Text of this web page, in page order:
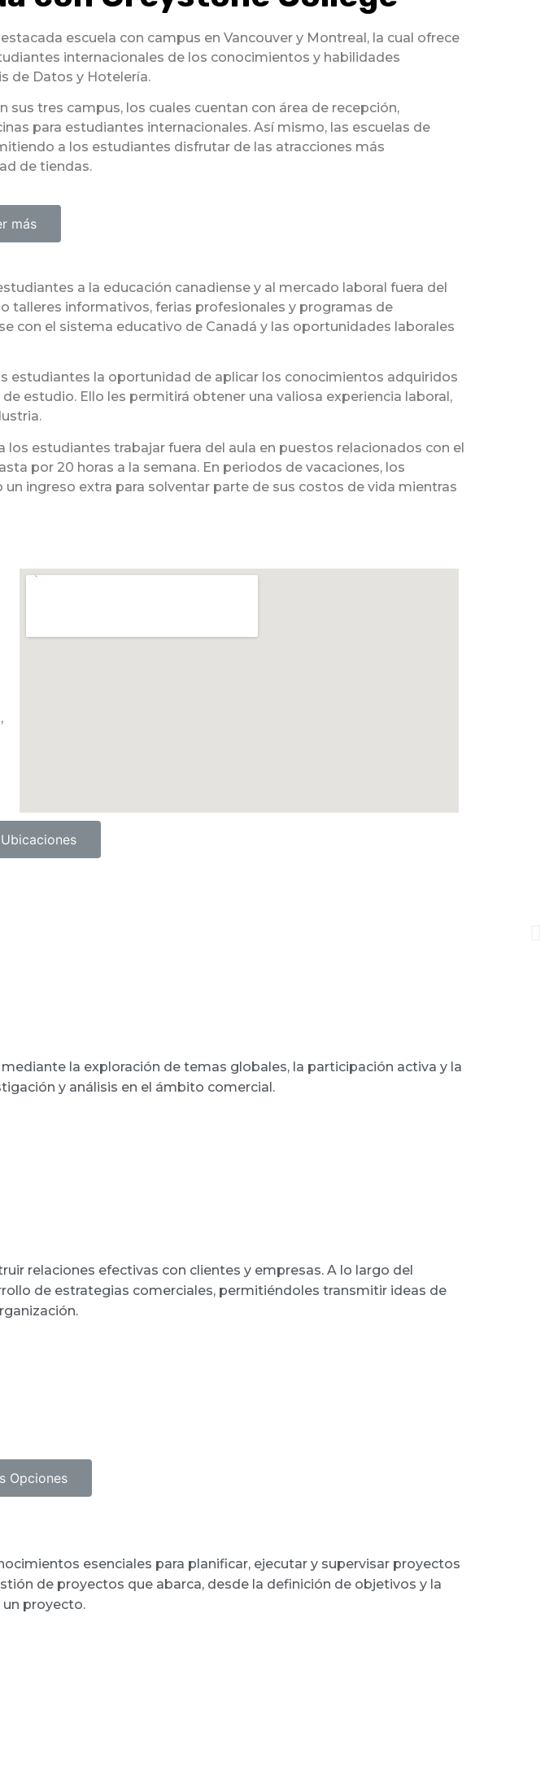
escuela con campus en Vancouver y Montreal, la cual ofrece
internacionales de los conocimientos y habilidades
de Datos y Hotelería.
tres campus, los cuales cuentan con área de recepción,
para estudiantes internacionales. Así mismo, las escuelas de
a los estudiantes disfrutar de las atracciones más
de tiendas.
más
a la educación canadiense y al mercado laboral fuera del
talleres informativos, ferias profesionales y programas de
con el sistema educativo de Canadá y las oportunidades laborales
estudiantes la oportunidad de aplicar los conocimientos adquiridos
estudio. Ello les permitirá obtener una valiosa experiencia laboral,
estudiantes trabajar fuera del aula en puestos relacionados con el
por 20 horas a la semana. En periodos de vacaciones, los
ingreso extra para solventar parte de sus costos de vida mientras
la exploración de temas globales, la participación activa y la
y análisis en el ámbito comercial.
relaciones efectivas con clientes y empresas. A lo largo del
de estrategias comerciales, permitiéndoles transmitir ideas de
Opciones
esenciales para planificar, ejecutar y supervisar proyectos
de proyectos que abarca, desde la definición de objetivos y la
un proyecto.